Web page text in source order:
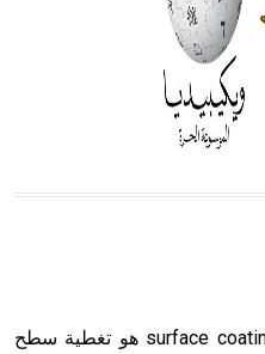
يتكون في البحر ويتركب
أحمر أو شديد الحمرة وهو
ويسمى الش
اللفظ تم اعتمادها مصطلحاً
إلباس السطوح إلباس السطح surface coating هو تغطية سطح